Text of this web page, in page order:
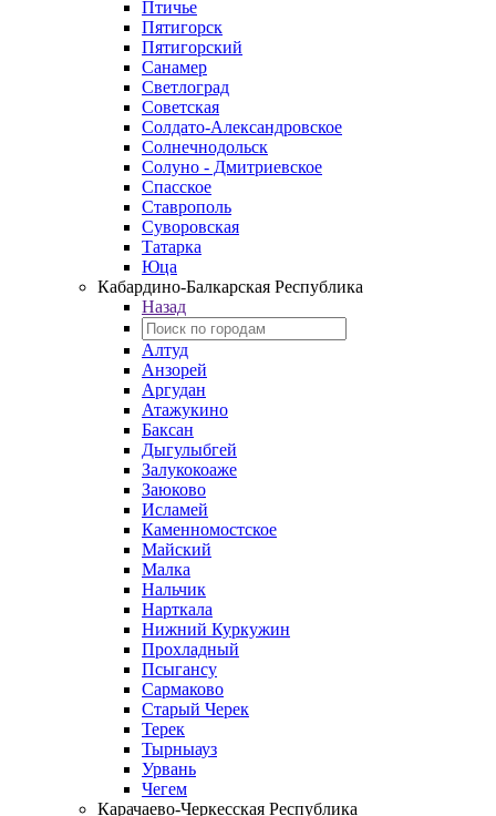
Птичье
Пятигорск
Пятигорский
Санамер
Светлоград
Советская
Солдато-Александровское
Солнечнодольск
Солуно - Дмитриевское
Спасское
Ставрополь
Суворовская
Татарка
Юца
Кабардино‑Балкарская Республика
Назад
Алтуд
Анзорей
Аргудан
Атажукино
Баксан
Дыгулыбгей
Залукокоаже
Заюково
Исламей
Каменномостское
Майский
Малка
Нальчик
Нарткала
Нижний Куркужин
Прохладный
Псыгансу
Сармаково
Старый Черек
Терек
Тырныауз
Урвань
Чегем
Карачаево-Черкесская Республика